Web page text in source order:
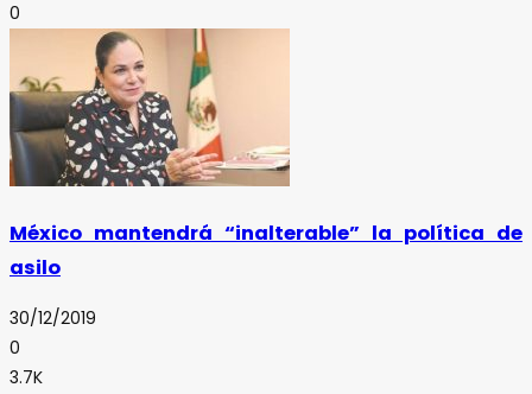
0
México mantendrá “inalterable” la política de
asilo
30/12/2019
0
3.7K